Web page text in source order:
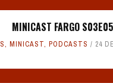
MINICAST FARGO S03E05
, MINICAST, PODCASTS 24